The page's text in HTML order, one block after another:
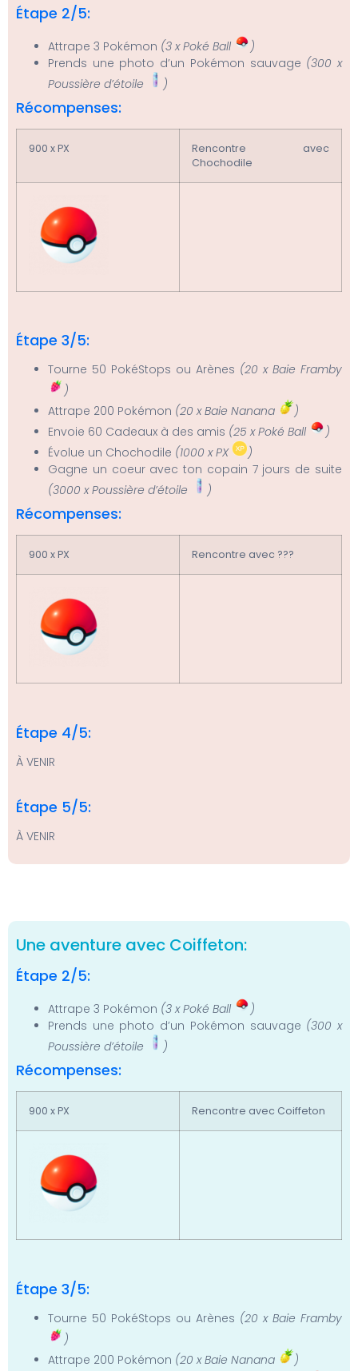
Étape 2/5:
Attrape 3 Pokémon (3 x Poké Ball
)
Prends une photo d’un Pokémon sauvage (300 x
Poussière d’étoile
)
Récompenses:
900 x PX
Rencontre avec
Chochodile
Étape 3/5:
Tourne 50 PokéStops ou Arènes (20 x Baie Framby
)
Attrape 200 Pokémon (20 x Baie Nanana
)
Envoie 60 Cadeaux à des amis (25 x Poké Ball
)
Évolue un Chochodile (1000 x PX
)
Gagne un coeur avec ton copain 7 jours de suite
(3000 x Poussière d’étoile
)
Récompenses:
900 x PX Rencontre avec ???
Étape 4/5:
À VENIR
Étape 5/5:
À VENIR
Une aventure avec Coiffeton:
Étape 2/5:
Attrape 3 Pokémon (3 x Poké Ball
)
Prends une photo d’un Pokémon sauvage (300 x
Poussière d’étoile
)
Récompenses:
900 x PX Rencontre avec Coiffeton
Étape 3/5:
Tourne 50 PokéStops ou Arènes (20 x Baie Framby
)
Attrape 200 Pokémon (20 x Baie Nanana
)